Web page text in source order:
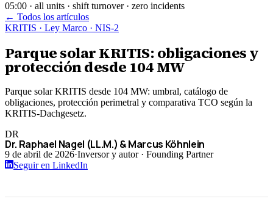
05:00 · all units · shift turnover · zero incidents
← Todos los artículos
KRITIS · Ley Marco · NIS-2
Parque solar KRITIS: obligaciones y
protección desde 104 MW
Parque solar KRITIS desde 104 MW: umbral, catálogo de
obligaciones, protección perimetral y comparativa TCO según la
KRITIS-Dachgesetz.
DR
Dr. Raphael Nagel (LL.M.) & Marcus Köhnlein
9 de abril de 2026·Inversor y autor · Founding Partner
Seguir en LinkedIn